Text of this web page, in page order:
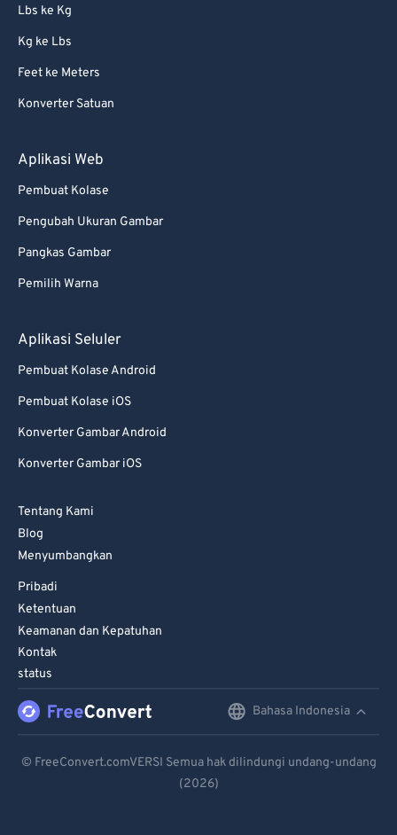
Lbs ke Kg
Kg ke Lbs
Feet ke Meters
Konverter Satuan
Aplikasi Web
Pembuat Kolase
Pengubah Ukuran Gambar
Pangkas Gambar
Pemilih Warna
Aplikasi Seluler
Pembuat Kolase Android
Pembuat Kolase iOS
Konverter Gambar Android
Konverter Gambar iOS
Tentang Kami
Blog
Menyumbangkan
Pribadi
Ketentuan
Keamanan dan Kepatuhan
Kontak
status
Bahasa Indonesia
Español
© FreeConvert.comVERSI Semua hak dilindungi undang-undang
(2026)